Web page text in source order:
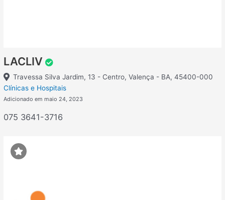
LACLIV
Travessa Silva Jardim, 13 - Centro, Valença - BA, 45400-000
Clínicas e Hospitais
Adicionado em maio 24, 2023
075 3641-3716